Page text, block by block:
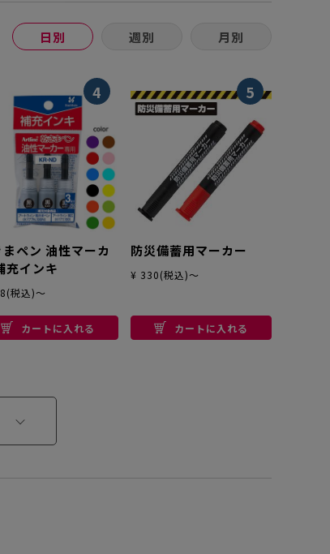
日別 週別 月別
4
ペン 油性マーカ
充インキ
税込)～
カートに入れる
5
防災備蓄用マーカー
¥ 330(税込)～
カートに入れる